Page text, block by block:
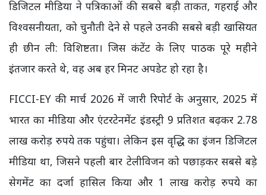
डिजिटल मीडिया ने पत्रिकाओं की सबसे बड़ी ताकत, गहराई और
विश्वसनीयता, को चुनौती देने से पहले उनकी सबसे बड़ी खासियत
ही छीन ली: विशिष्टता। जिस कंटेंट के लिए पाठक पूरे महीने
इंतजार करते थे, वह अब हर मिनट अपडेट हो रहा है।
FICCI-EY की मार्च 2026 में जारी रिपोर्ट के अनुसार, 2025 में
भारत का मीडिया और एंटरटेनमेंट इंडस्ट्री 9 प्रतिशत बढ़कर 2.78
लाख करोड़ रुपये तक पहुंचा। लेकिन इस वृद्धि का इंजन डिजिटल
मीडिया था, जिसने पहली बार टेलीविजन को पछाड़कर सबसे बड़े
सेगमेंट का दर्जा हासिल किया और 1 लाख करोड़ रुपये का